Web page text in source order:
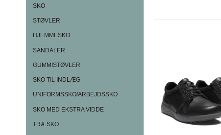
SKO
STØVLER
HJEMMESKO
SANDALER
GUMMISTØVLER
SKO TIL INDLÆG
UNIFORMSSKO/ARBEJDSSKO
SKO MED EKSTRA VIDDE
TRÆSKO